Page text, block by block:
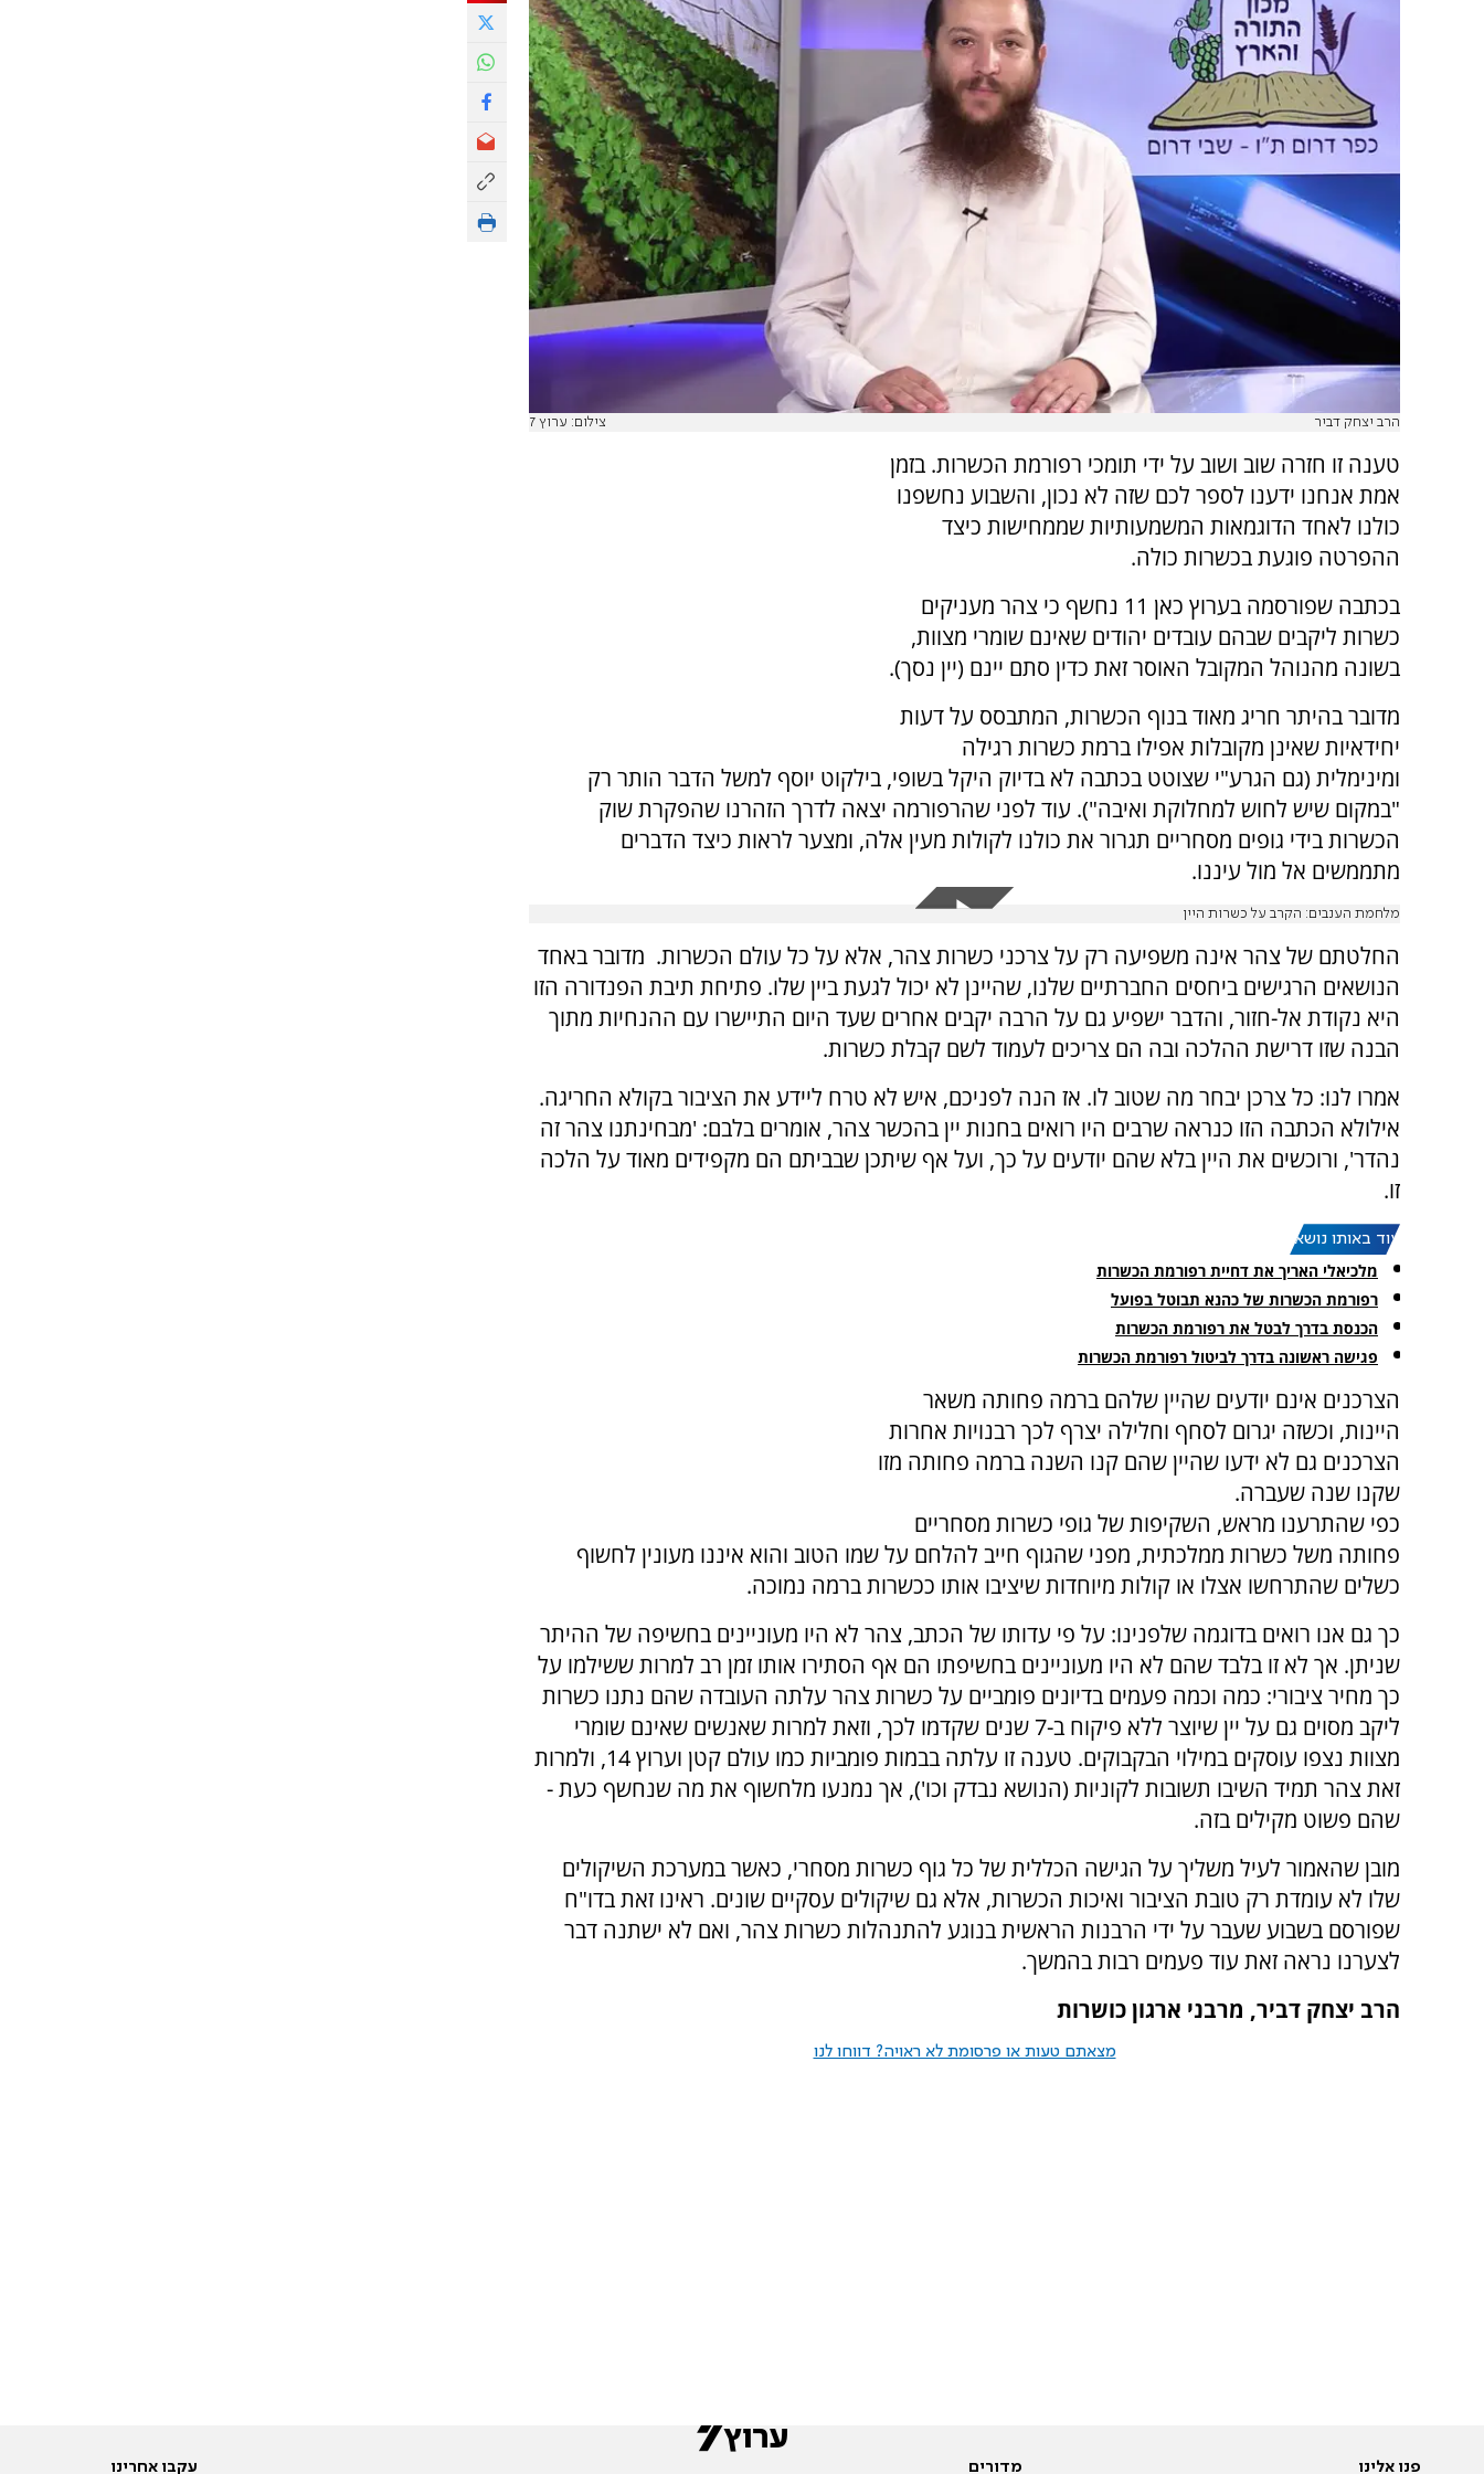
הרב יצחק דביר צילום: ערוץ 7
טענה זו חזרה שוב ושוב על ידי תומכי רפורמת הכשרות. בזמן
אמת אנחנו ידענו לספר לכם שזה לא נכון, והשבוע נחשפנו
כולנו לאחד הדוגמאות המשמעותיות שממחישות כיצד
ההפרטה פוגעת בכשרות כולה.
בכתבה שפורסמה בערוץ כאן 11 נחשף כי צהר מעניקים
כשרות ליקבים שבהם עובדים יהודים שאינם שומרי מצוות,
בשונה מהנוהל המקובל האוסר זאת כדין סתם יינם (יין נסך).
מדובר בהיתר חריג מאוד בנוף הכשרות, המתבסס על דעות
יחידאיות שאינן מקובלות אפילו ברמת כשרות רגילה
ומינימלית (גם הגרע"י שצוטט בכתבה לא בדיוק היקל בשופי, בילקוט יוסף למשל הדבר הותר רק
"במקום שיש לחוש למחלוקת ואיבה"). עוד לפני שהרפורמה יצאה לדרך הזהרנו שהפקרת שוק
הכשרות בידי גופים מסחריים תגרור את כולנו לקולות מעין אלה, ומצער לראות כיצד הדברים
מתממשים אל מול עיננו.
מלחמת הענבים: הקרב על כשרות היין
החלטתם של צהר אינה משפיעה רק על צרכני כשרות צהר, אלא על כל עולם הכשרות. מדובר באחד
הנושאים הרגישים ביחסים החברתיים שלנו, שהיינן לא יכול לגעת ביין שלו. פתיחת תיבת הפנדורה הזו
היא נקודת אל-חזור, והדבר ישפיע גם על הרבה יקבים אחרים שעד היום התיישרו עם ההנחיות מתוך
הבנה שזו דרישת ההלכה ובה הם צריכים לעמוד לשם קבלת כשרות.
אמרו לנו: כל צרכן יבחר מה שטוב לו. אז הנה לפניכם, איש לא טרח ליידע את הציבור בקולא החריגה.
אילולא הכתבה הזו כנראה שרבים היו רואים בחנות יין בהכשר צהר, אומרים בלבם: 'מבחינתנו צהר זה
נהדר', ורוכשים את היין בלא שהם יודעים על כך, ועל אף שיתכן שבביתם הם מקפידים מאוד על הלכה
זו.
עוד באותו נושא:
מלכיאלי האריך את דחיית רפורמת הכשרות
רפורמת הכשרות של כהנא תבוטל בפועל
הכנסת בדרך לבטל את רפורמת הכשרות
פגישה ראשונה בדרך לביטול רפורמת הכשרות
הצרכנים אינם יודעים שהיין שלהם ברמה פחותה משאר
היינות, וכשזה יגרום לסחף וחלילה יצרף לכך רבנויות אחרות
הצרכנים גם לא ידעו שהיין שהם קנו השנה ברמה פחותה מזו
שקנו שנה שעברה.
כפי שהתרענו מראש, השקיפות של גופי כשרות מסחריים
פחותה משל כשרות ממלכתית, מפני שהגוף חייב להלחם על שמו הטוב והוא איננו מעונין לחשוף
כשלים שהתרחשו אצלו או קולות מיוחדות שיציבו אותו ככשרות ברמה נמוכה.
כך גם אנו רואים בדוגמה שלפנינו: על פי עדותו של הכתב, צהר לא היו מעוניינים בחשיפה של ההיתר
שניתן. אך לא זו בלבד שהם לא היו מעוניינים בחשיפתו הם אף הסתירו אותו זמן רב למרות ששילמו על
כך מחיר ציבורי: כמה וכמה פעמים בדיונים פומביים על כשרות צהר עלתה העובדה שהם נתנו כשרות
ליקב מסוים גם על יין שיוצר ללא פיקוח ב-7 שנים שקדמו לכך, וזאת למרות שאנשים שאינם שומרי
מצוות נצפו עוסקים במילוי הבקבוקים. טענה זו עלתה בבמות פומביות כמו עולם קטן וערוץ 14, ולמרות
זאת צהר תמיד השיבו תשובות לקוניות (הנושא נבדק וכו'), אך נמנעו מלחשוף את מה שנחשף כעת -
שהם פשוט מקילים בזה.
מובן שהאמור לעיל משליך על הגישה הכללית של כל גוף כשרות מסחרי, כאשר במערכת השיקולים
שלו לא עומדת רק טובת הציבור ואיכות הכשרות, אלא גם שיקולים עסקיים שונים. ראינו זאת בדו"ח
שפורסם בשבוע שעבר על ידי הרבנות הראשית בנוגע להתנהלות כשרות צהר, ואם לא ישתנה דבר
לצערנו נראה זאת עוד פעמים רבות בהמשך.
הרב יצחק דביר, מרבני ארגון כושרות
מצאתם טעות או פרסומת לא ראויה? דווחו לנו
פנו אלינו מדורים עקבו אחרינו